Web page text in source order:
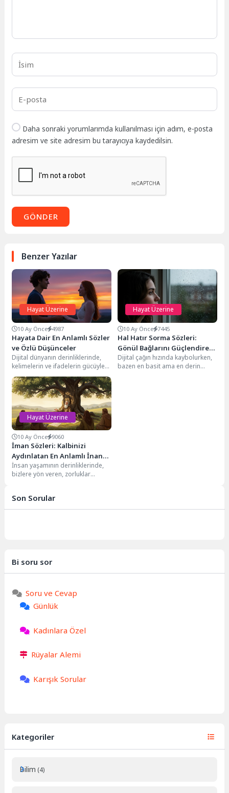
Daha sonraki yorumlarımda kullanılması için adım, e-posta
adresim ve site adresim bu tarayıcıya kaydedilsin.
GÖNDER
Benzer Yazılar
Hayat Üzerine
10 Ay Önce 4987
Hayata Dair En Anlamlı Sözler
ve Özlü Düşünceler
Dijital dünyanın derinliklerinde,
kelimelerin ve ifadelerin gücüyle
bezenmiş bir yolculuğa çıkıyoruz.
Kimi zaman bir cümlenin...
Hayat Üzerine
10 Ay Önce 7445
Hal Hatır Sorma Sözleri:
Gönül Bağlarını Güçlendiren
Kelimeler
Dijital çağın hızında kaybolurken,
bazen en basit ama en derin
Hayat Üzerine
10 Ay Önce 9060
İman Sözleri: Kalbinizi
Aydınlatan En Anlamlı İnanç
Mesajları
İnsan yaşamının derinliklerinde,
bizlere yön veren, zorluklar
vardır:...
Son Sorular
Bi soru sor
Soru ve Cevap
Günlük
Kadınlara Özel
Rüyalar Alemi
Karışık Sorular
Kategoriler
Bilim (4)